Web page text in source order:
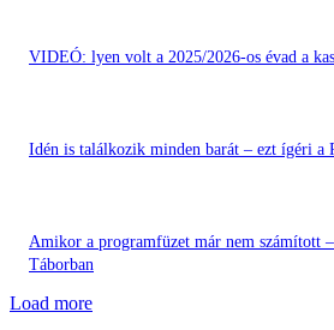
VIDEÓ: lyen volt a 2025/2026-os évad a
Idén is találkozik minden barát – ezt ígéri a
Amikor a programfüzet már nem számított
Táborban
Load more